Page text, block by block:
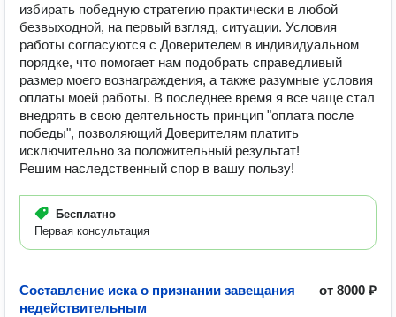
избирать победную стратегию практически в любой
безвыходной, на первый взгляд, ситуации. Условия
работы согласуются с Доверителем в индивидуальном
порядке, что помогает нам подобрать справедливый
размер моего вознаграждения, а также разумные условия
оплаты моей работы. В последнее время я все чаще стал
внедрять в свою деятельность принцип "оплата после
победы", позволяющий Доверителям платить
исключительно за положительный результат!
Решим наследственный спор в вашу пользу!
Бесплатно
Первая консультация
Составление иска о признании завещания
недействительным
от 8000 ₽